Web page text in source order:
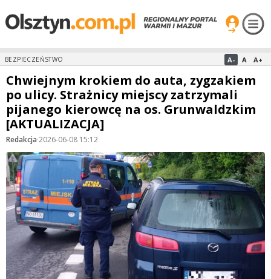
BEZPIECZEŃSTWO A- A A+
Chwiejnym krokiem do auta, zygzakiem
po ulicy. Strażnicy miejscy zatrzymali
pijanego kierowcę na os. Grunwaldzkim
[AKTUALIZACJA]
Redakcja·2026-06-08 15:12